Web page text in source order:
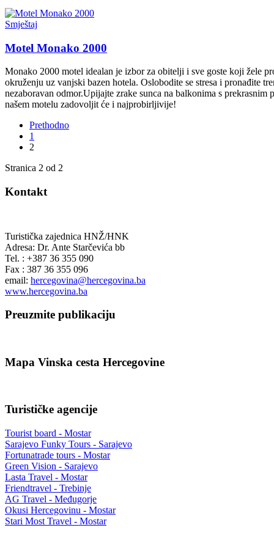
Smještaj
Motel Monako 2000
Monako 2000 motel idealan je izbor za obitelji i sve goste koji žele
okruženju uz vanjski bazen hotela. Oslobodite se stresa i pronađite
nezaboravan odmor.Upijajte zrake sunca na balkonima s
našem motelu zadovoljit će i najprobirljivije!
Prethodno
1
2
Stranica 2 od 2
Kontakt
Turistička zajednica HNŽ/HNK
Adresa: Dr. Ante Starčevića bb
Tel. : +387 36 355 090
Fax : 387 36 355 096
email: hercegovina@hercegovina.ba
www.hercegovina.ba
Preuzmite publikaciju
Mapa Vinska cesta Hercegovine
Turističke agencije
Tourist board - Mostar
Sarajevo Funky Tours - Sarajevo
Fortunatrade tours - Mostar
Green Vision - Sarajevo
Lasta Travel - Mostar
Friendtravel - Trebinje
AG Travel - Međugorje
Okusi Hercegovinu - Mostar
Stari Most Travel - Mostar